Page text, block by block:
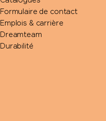
Formulaire de contact
Emplois & carrière
Dreamteam
Durabilité